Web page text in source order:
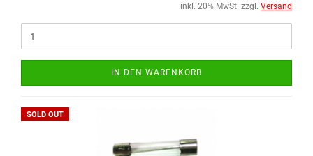
inkl. 20% MwSt. zzgl. Versand
IN DEN WARENKORB
SOLD OUT